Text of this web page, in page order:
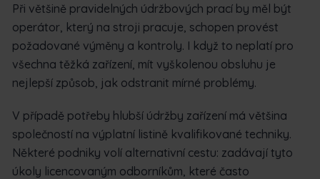
Při většině pravidelných údržbových prací by měl být
operátor, který na stroji pracuje, schopen provést
požadované výměny a kontroly. I když to neplatí pro
všechna těžká zařízení, mít vyškolenou obsluhu je
nejlepší způsob, jak odstranit mírné problémy.
V případě potřeby hlubší údržby zařízení má většina
společností na výplatní listině kvalifikované techniky.
Některé podniky volí alternativní cestu: zadávají tyto
úkoly licencovaným odborníkům, které často